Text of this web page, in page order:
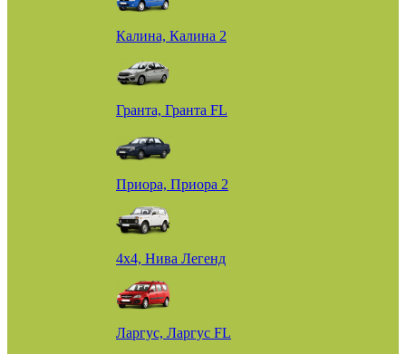
Калина, Калина 2
Гранта, Гранта FL
Приора, Приора 2
4х4, Нива Легенд
Ларгус, Ларгус FL